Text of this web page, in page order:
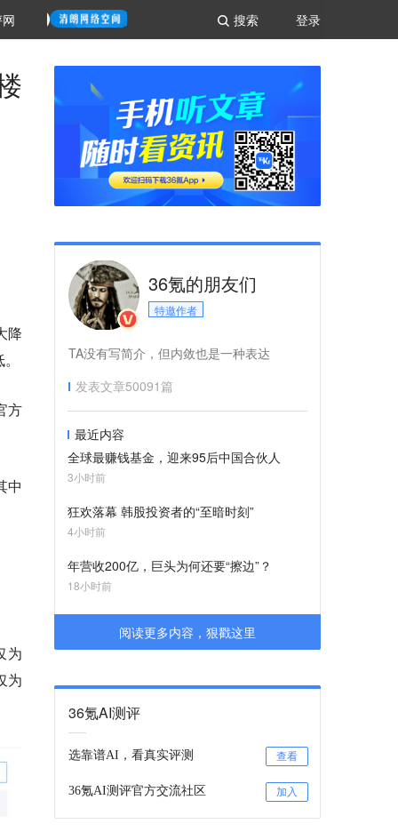
登录
搜索
降
方
中
为
为
36氪的朋友们
特邀作者
TA没有写简介，但内敛也是一种表达
发表文章50091篇
最近内容
全球最赚钱基金，迎来95后中国合伙人
3小时前
狂欢落幕 韩股投资者的“至暗时刻”
4小时前
年营收200亿，巨头为何还要“擦边”？
18小时前
阅读更多内容，狠戳这里
36氪AI测评
选靠谱AI，看真实评测 查看
36氪AI测评官方交流社区 加入